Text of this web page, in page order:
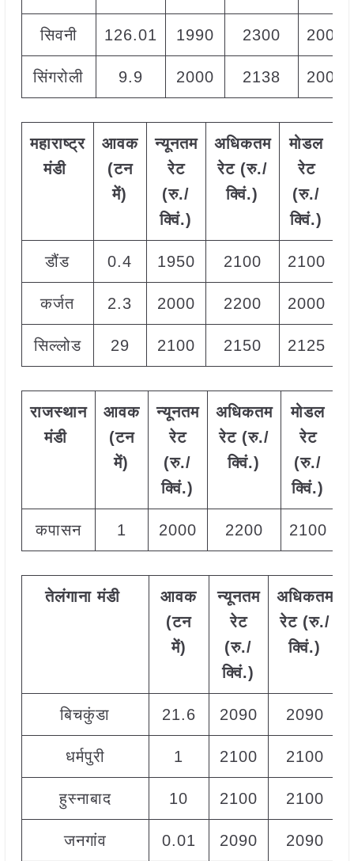
सिवनी 126.01 1990 2300 2000
सिंगरोली 9.9 2000 2138 2000
महाराष्ट्र
मंडी
आवक
(टन
में)
न्यूनतम
रेट
(रु./
क्विं.)
अधिकतम
रेट (रु./
क्विं.)
मोडल
रेट
(रु./
क्विं.)
डौंड 0.4 1950 2100 2100
कर्जत 2.3 2000 2200 2000
सिल्लोड 29 2100 2150 2125
राजस्थान
मंडी
आवक
(टन
में)
न्यूनतम
रेट
(रु./
क्विं.)
अधिकतम
रेट (रु./
क्विं.)
मोडल
रेट
(रु./
क्विं.)
कपासन 1 2000 2200 2100
तेलंगाना मंडी
आवक
(टन
में)
न्यूनतम
रेट
(रु./
क्विं.)
अधिकतम
रेट (रु./
क्विं.)
बिचकुंडा 21.6 2090 2090
धर्मपुरी 1 2100 2100
हुस्नाबाद 10 2100 2100
जनगांव 0.01 2090 2090